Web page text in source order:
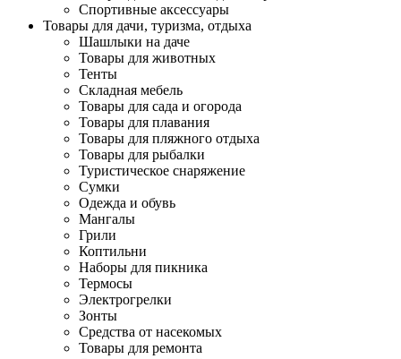
Спортивные аксессуары
Товары для дачи, туризма, отдыха
Шашлыки на даче
Товары для животных
Тенты
Складная мебель
Товары для сада и огорода
Товары для плавания
Товары для пляжного отдыха
Товары для рыбалки
Туристическое снаряжение
Сумки
Одежда и обувь
Мангалы
Грили
Коптильни
Наборы для пикника
Термосы
Электрогрелки
Зонты
Средства от насекомых
Товары для ремонта